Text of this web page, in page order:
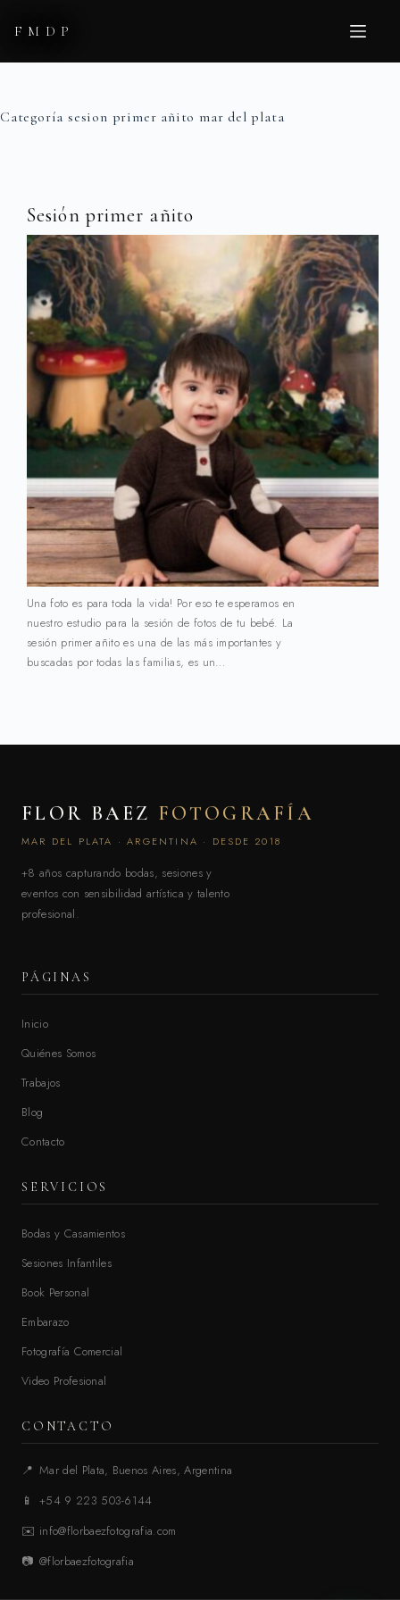
FMDP
Categoría sesion primer añito mar del plata
Sesión primer añito
Una foto es para toda la vida! Por eso te esperamos en
nuestro estudio para la sesión de fotos de tu bebé. La
sesión primer añito es una de las más importantes y
buscadas por todas las familias, es un…
FLOR BAEZ FOTOGRAFÍA
MAR DEL PLATA · ARGENTINA · DESDE 2018
+8 años capturando bodas, sesiones y
eventos con sensibilidad artística y talento
profesional.
PÁGINAS
Inicio
Quiénes Somos
Trabajos
Blog
Contacto
SERVICIOS
Bodas y Casamientos
Sesiones Infantiles
Book Personal
Embarazo
Fotografía Comercial
Video Profesional
CONTACTO
📍 Mar del Plata, Buenos Aires, Argentina
📱
+54 9 223 503-6144
✉️ info@florbaezfotografia.com
📷 @florbaezfotografia